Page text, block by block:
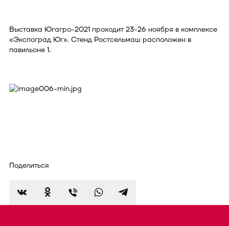
Выставка Югагро-2021 проходит 23-26 ноября в комплексе
«Экспоград Юг». Стенд Ростсельмаш расположен в
павильоне 1.
Поделиться